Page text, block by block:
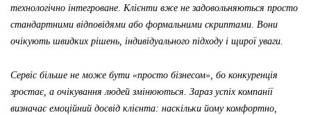
технологічно інтегроване. Клієнти вже не задовольняються просто
стандартними відповідями або формальними скриптами. Вони
очікують швидких рішень, індивідуального підходу і щирої уваги.
Сервіс більше не може бути «просто бізнесом», бо конкуренція
зростає, а очікування людей змінюються. Зараз успіх компанії
визначає емоційний досвід клієнта: наскільки йому комфортно,